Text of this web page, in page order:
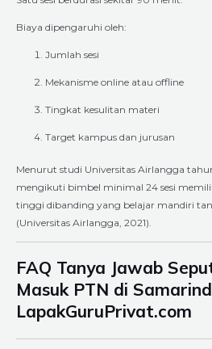
Biaya dipengaruhi oleh:
Jumlah sesi
Mekanisme online atau offline
Tingkat kesulitan materi
Target kampus dan jurusan
Menurut studi Universitas Airlangga
mengikuti bimbel minimal 24 sesi
tinggi dibanding yang belajar mandiri
(Universitas Airlangga, 2021).
FAQ Tanya Jawab
Masuk PTN di
LapakGuruPrivat.com